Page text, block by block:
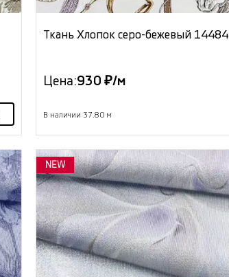
Ткань Хлопок серо-бежевый 14484
Цена:930 ₽/м
В наличии 37.80 м
NEW